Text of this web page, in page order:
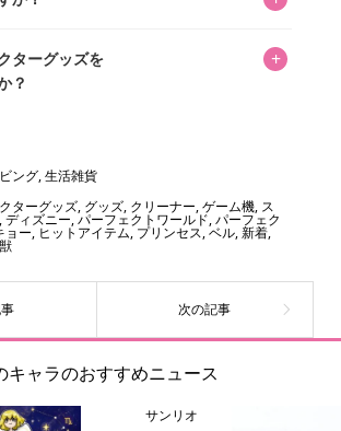
とは保証します。なお、記事内に価格は
お伝えできないからです。
ターグッズを
？
+
トレンディなキャラクターやアニメキャラ
す。生まれたばかりの新しいキャラクタ
んにお届けすることも、私たちの使命の
ング,生活雑貨
ターグッズ, グッズ, クリーナー,ゲーム機, ス
,ディズニー,パーフェクトワールド,パーフェク
ョー, ヒットアイテム, プリンセス,ベル,新着,
キャラのおすすめニュース
サンリオ